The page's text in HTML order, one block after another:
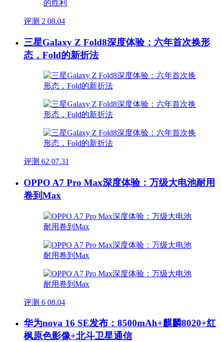
评测 2 08.04
三星Galaxy Z Fold8深度体验：六年首次换形
态，Fold的新折法
评测 62 07.31
OPPO A7 Pro Max深度体验：万级大电池耐用
卷到Max
评测 6 08.04
华为nova 16 SE发布：8500mAh+麒麟8020+红
枫原色影像+北斗卫星通信